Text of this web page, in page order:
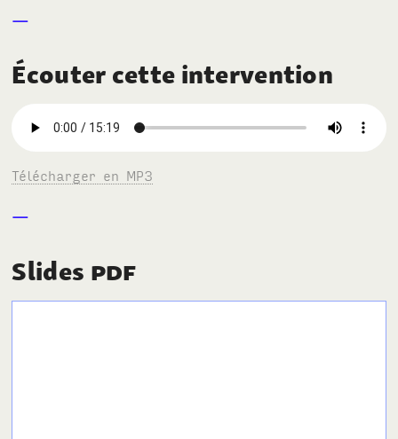
Écouter cette intervention
Télécharger en MP3
Slides PDF